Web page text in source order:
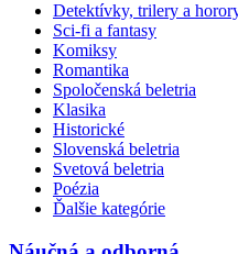
Detektívky, trilery a
Sci-fi a fantasy
Komiksy
Romantika
Spoločenská beletria
Klasika
Historické
Slovenská beletria
Svetová beletria
Poézia
Ďalšie kategórie